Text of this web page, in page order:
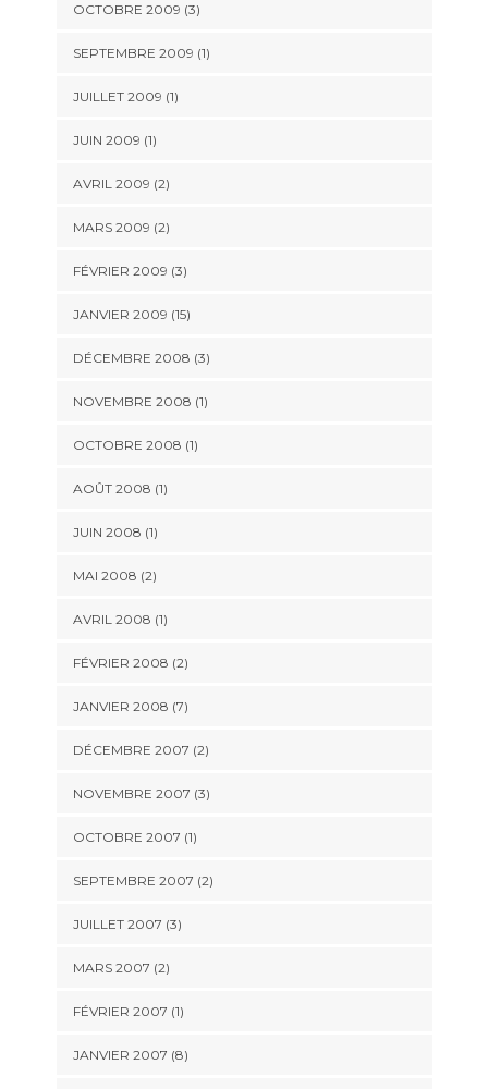
OCTOBRE 2009 (3)
SEPTEMBRE 2009 (1)
JUILLET 2009 (1)
JUIN 2009 (1)
AVRIL 2009 (2)
MARS 2009 (2)
FÉVRIER 2009 (3)
JANVIER 2009 (15)
DÉCEMBRE 2008 (3)
NOVEMBRE 2008 (1)
OCTOBRE 2008 (1)
AOÛT 2008 (1)
JUIN 2008 (1)
MAI 2008 (2)
AVRIL 2008 (1)
FÉVRIER 2008 (2)
JANVIER 2008 (7)
DÉCEMBRE 2007 (2)
NOVEMBRE 2007 (3)
OCTOBRE 2007 (1)
SEPTEMBRE 2007 (2)
JUILLET 2007 (3)
MARS 2007 (2)
FÉVRIER 2007 (1)
JANVIER 2007 (8)